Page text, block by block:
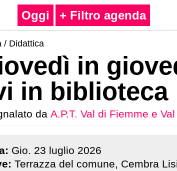
Oggi + Filtro agenda
/ Didattica
in
in biblioteca
da A.P.T. Val di Fiemme e
Gio. 23 luglio 2026
Terrazza del comune, Cembra